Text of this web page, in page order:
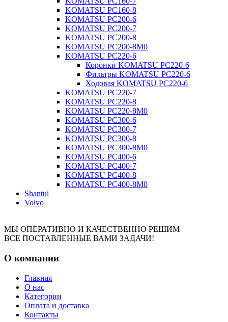
KOMATSU PC160-8
KOMATSU PC200-6
KOMATSU PC200-7
KOMATSU PC200-8
KOMATSU PC200-8M0
KOMATSU PC220-6
Коронки KOMATSU PC220-6
Фильтры KOMATSU PC220-6
Ходовая KOMATSU PC220-6
KOMATSU PC220-7
KOMATSU PC220-8
KOMATSU PC220-8M0
KOMATSU PC300-6
KOMATSU PC300-7
KOMATSU PC300-8
KOMATSU PC300-8M0
KOMATSU PC400-6
KOMATSU PC400-7
KOMATSU PC400-8
KOMATSU PC400-8M0
Shantui
Volvo
МЫ ОПЕРАТИВНО И КАЧЕСТВЕННО РЕШИМ
ВСЕ ПОСТАВЛЕННЫЕ ВАМИ ЗАДАЧИ!
О компании
Главная
О нас
Категории
Оплата и доставка
Контакты